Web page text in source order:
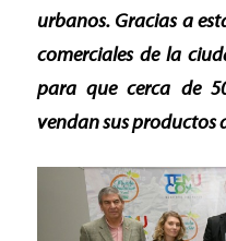
urbanos. Gracias a
comerciales de la
para que cerca de
vendan sus productos